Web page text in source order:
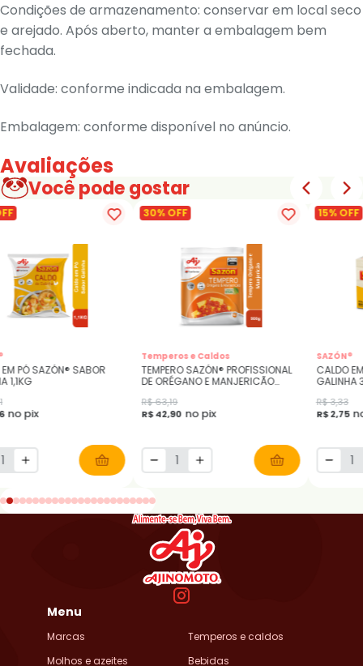
Condições de armazenamento: conservar em local seco
e arejado. Após aberto, manter a embalagem bem
fechada.
Validade: conforme indicada na embalagem.
Embalagem: conforme disponível no anúncio.
Avaliações
Você pode gostar
PÓ SAZÓN® SABOR
1,1KG
no pix
30% OFF
Temperos e Caldos
TEMPERO SAZÓN® PROFISSIONAL
DE ORÉGANO E MANJERICÃO
R$ 63,19
R$ 42,90 no pix
15% OFF
SAZÓN®
CALDO
GALINHA
R$ 3,33
R$ 2,75
Menu
Marcas
Temperos e caldos
Molhos e azeites
Bebidas